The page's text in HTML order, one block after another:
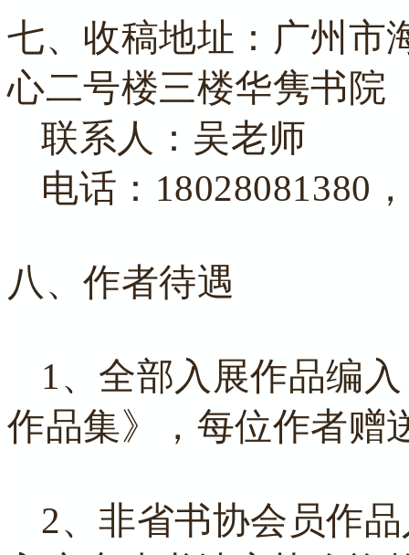
七、收稿地址 ：广州市
心二号楼三楼华隽书院
联系人：吴老师
电话：18028081380
八、作者待遇
1、全部入展作品编
作品集》，每位作者赠
2、非省书协会员作